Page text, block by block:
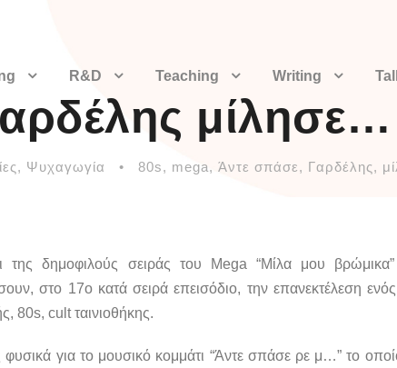
R&D Teaching Writing
, Ψυχαγωγία • 80s, mega, Άντε σπάσε, Γαρδέλης,
της δημοφιλούς σειράς του Mega “Μίλα μου
στο 17ο κατά σειρά επεισόδιο, την επανεκτέλεση
80s, cult ταινιοθήκης.
για το μουσικό κομμάτι “Άντε σπάσε ρε μ…” το